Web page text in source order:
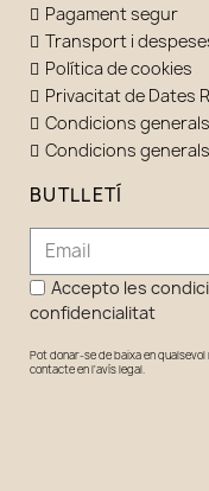
Pagament segur
Transport i
Política de cookies
Privacitat de Dates
Condicions
Condicions
BUTLLETÍ
Accepto les
confidencialitat
Pot donar-se de baixa en
contacte en l'avís legal.